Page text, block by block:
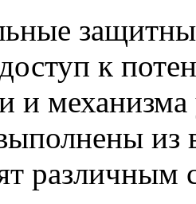
к
и
из
различным